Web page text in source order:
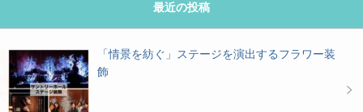
最近の投稿
「情景を紡ぐ」ステージを演出するフラワー装
飾